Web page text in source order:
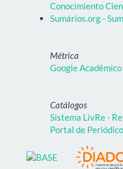
Conocimiento
Sumários.org -
Métrica
Google Acadêmico
Catálogos
Sistema LivRe -
Portal de